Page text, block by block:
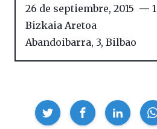
26 de septiembre, 2015
Bizkaia Aretoa
Abandoibarra, 3, Bilbao
Compartir